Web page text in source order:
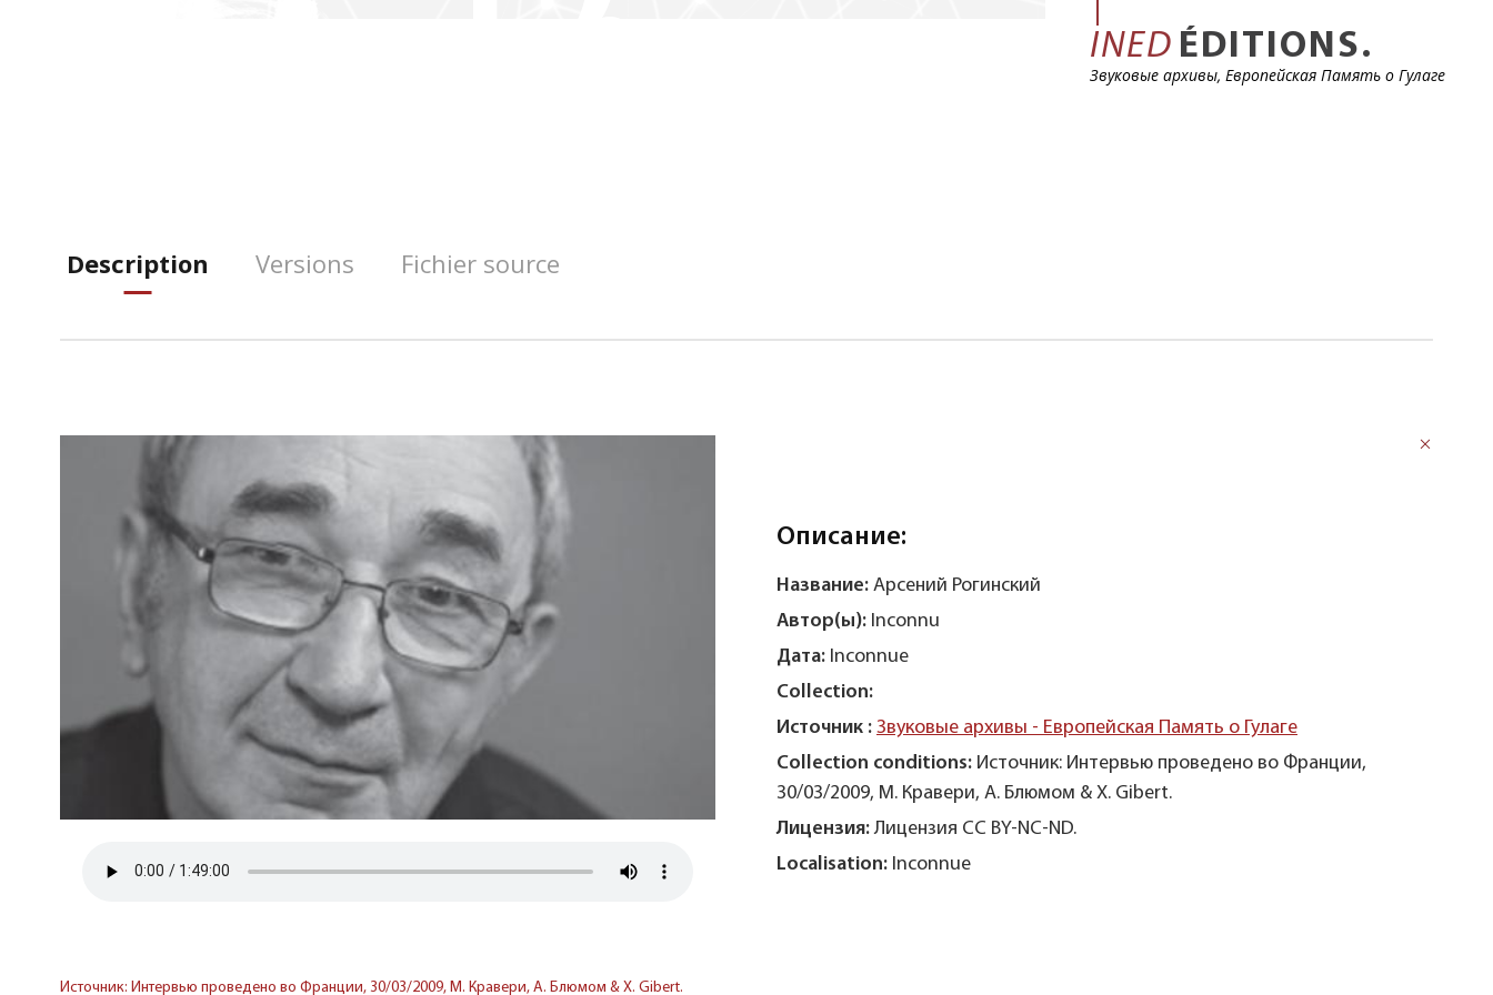
INED ÉDITIONS.
Звуковые архивы, Европейская Память о Гулаге
Description Versions Fichier source
Источник: Интервью проведено во Франции, 30/03/2009, М. Кравери, А. Блюмом & X. Gibert.
Описание:
Название: Арсений Рогинский
Автор(ы): Inconnu
Дата: Inconnue
Collection:
Источник : Звуковые архивы - Европейская Память о Гулаге
Collection conditions: Источник: Интервью проведено во Франции,
30/03/2009, М. Кравери, А. Блюмом & X. Gibert.
Лицензия: Лицензия CC BY-NC-ND.
Localisation: Inconnue